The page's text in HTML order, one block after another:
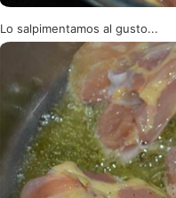
Lo salpimentamos al gusto...